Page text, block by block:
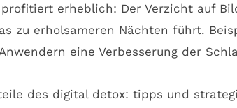
erheblich: Der Verzicht auf
zu erholsameren Nächten führt.
eine Verbesserung der